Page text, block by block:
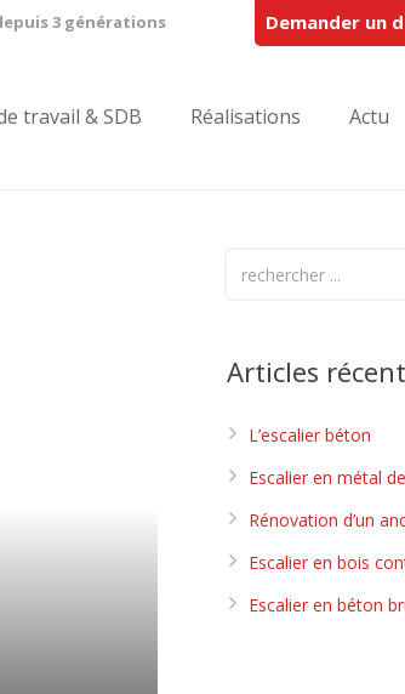
3 générations Demander un
travail & SDB Réalisations Actu
Articles
L’escalier béton
Escalier en métal
Rénovation d’un
Escalier en bois
Escalier en béton